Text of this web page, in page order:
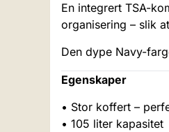
En integrert TSA-
organisering – slik
Den dype Navy-
Egenskaper
• Stor koffert –
• 105 liter kapasitet